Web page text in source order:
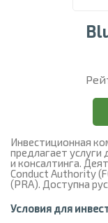
Инвестиционная
предлагает услуги
и консалтинга.
Conduct Authority
(PRA). Доступна
Условия для